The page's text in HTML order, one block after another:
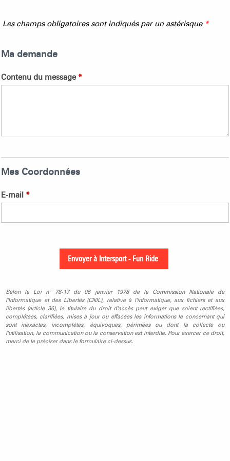
Les champs obligatoires sont indiqués par un astérisque *
Ma demande
Contenu du message *
Mes Coordonnées
E-mail *
Selon la Loi n° 78-17 du 06 janvier 1978 de la Commission Nationale de
l'Informatique et des Libertés (CNIL), relative à l'informatique, aux fichiers et aux
libertés (article 36), le titulaire du droit d'accès peut exiger que soient rectifiées,
complétées, clarifiées, mises à jour ou effacées les informations le concernant qui
sont inexactes, incomplètes, équivoques, périmées ou dont la collecte ou
l'utilisation, la communication ou la conservation est interdite. Pour exercer ce droit,
merci de le préciser dans le formulaire ci-dessus.